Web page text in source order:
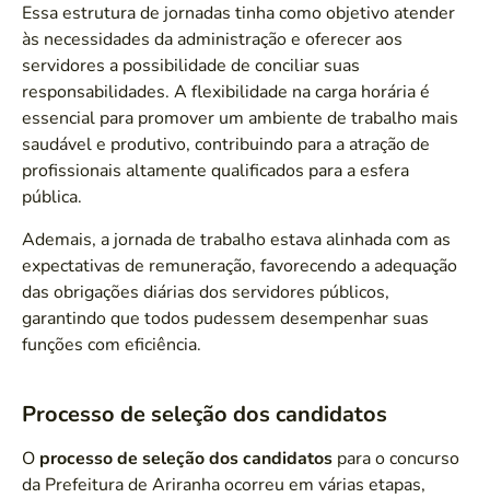
Essa estrutura de jornadas tinha como objetivo atender
às necessidades da administração e oferecer aos
servidores a possibilidade de conciliar suas
responsabilidades. A flexibilidade na carga horária é
essencial para promover um ambiente de trabalho mais
saudável e produtivo, contribuindo para a atração de
profissionais altamente qualificados para a esfera
pública.
Ademais, a jornada de trabalho estava alinhada com as
expectativas de remuneração, favorecendo a adequação
das obrigações diárias dos servidores públicos,
garantindo que todos pudessem desempenhar suas
funções com eficiência.
Processo de seleção dos candidatos
O processo de seleção dos candidatos para o concurso
da Prefeitura de Ariranha ocorreu em várias etapas,